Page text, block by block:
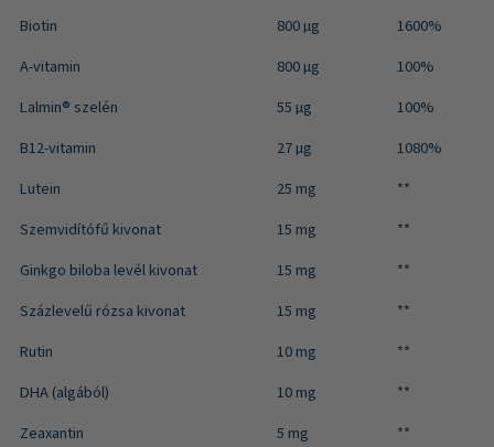
Biotin 800 µg
1600%
A-vitamin
800 µg
100%
Lalmin® szelén
55 µg
100%
B12-vitamin
27 µg
1080%
Lutein
25 mg
**
Szemvidítófű kivonat
15 mg
**
Ginkgo biloba levél kivonat
15 mg
**
Százlevelű rózsa kivonat
15 mg
**
Rutin
10 mg
**
DHA (algából)
10 mg
**
Zeaxantin
5 mg
**